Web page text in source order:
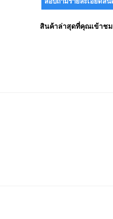
สินค้าล่าสุดที่คุณเข้าชม